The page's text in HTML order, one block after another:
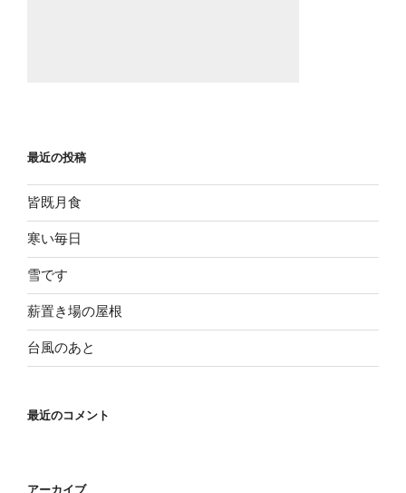
最近の投稿
皆既月食
寒い毎日
雪です
薪置き場の屋根
台風のあと
最近のコメント
アーカイブ